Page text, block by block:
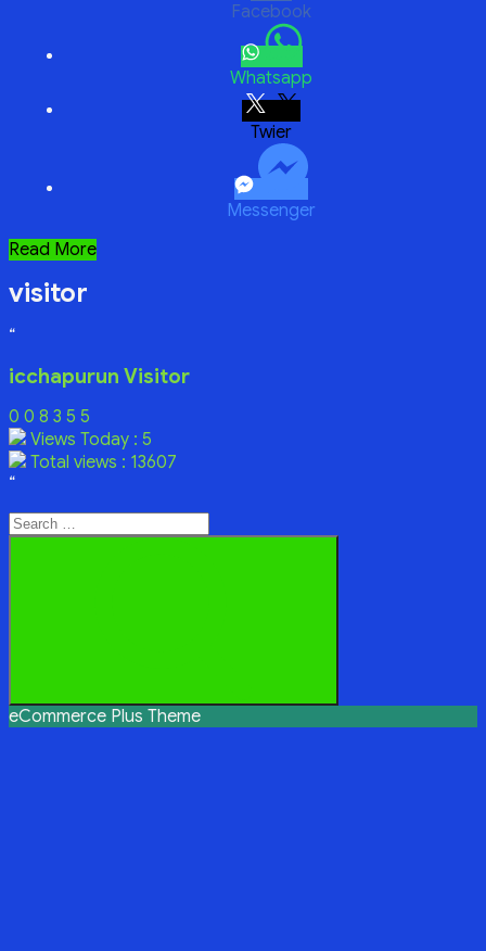
Facebook
Whatsapp
Twitter
Messenger
কৃতজ্ঞ
Read More
visitor
“
icchapurun Visitor
0 0 8 3 5 5
Views Today : 5
Total views : 13607
“
Search
for:
eCommerce Plus Theme